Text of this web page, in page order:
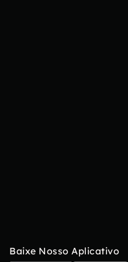
Baixe Nosso Aplicativo